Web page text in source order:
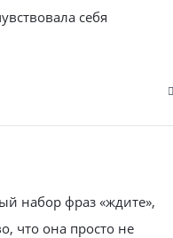
себя
набор фраз «ждите»,
что она просто не